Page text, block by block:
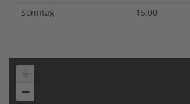
Sonntag
15:00
−